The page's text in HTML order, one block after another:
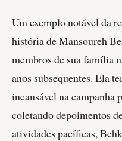
Um exemplo notável da
história de Mansoureh
membros de sua família
anos subsequentes. Ela
incansável na
coletando depoimentos
atividades pacíficas,